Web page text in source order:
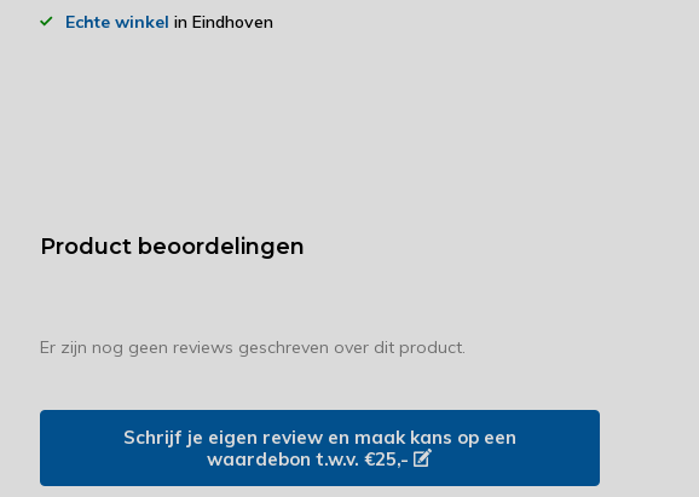
Echte winkel in Eindhoven
Product beoordelingen
Er zijn nog geen reviews geschreven over dit product.
Schrijf je eigen review en maak kans op een
waardebon t.w.v. €25,-